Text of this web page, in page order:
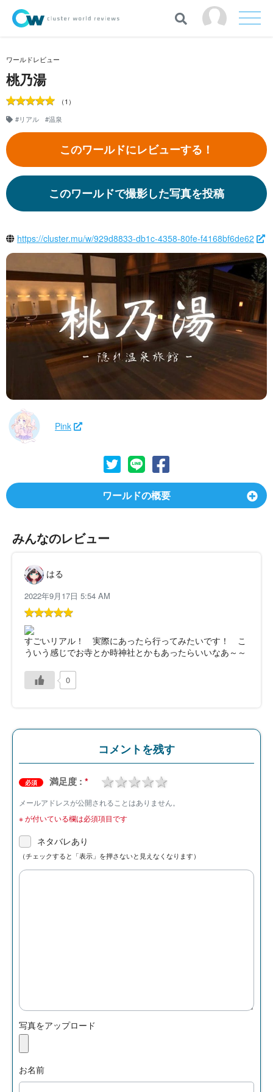
ワールドレビュー
桃乃湯
（1）
#リアル
#温泉
このワールドにレビューする！
このワールドで撮影した写真を投稿
https://cluster.mu/w/929d8833-db1c-4358-80fe-f4168bf6de62
Pink
ワールドの概要
みんなのレビュー
はる
2022年9月17日 5:54 AM
すごいリアル！ 実際にあったら行ってみたいです！ こ
ういう感じでお寺とか時神社とかもあったらいいなあ～～
0
コメントを残す
必須 満足度 : * 4 stars
3 stars
2 stars
1 star
メールアドレスが公開されることはありません。
※が付いている欄は必須項目です
ネタバレあり
（チェックすると「表示」を押さないと見えなくなります）
写真をアップロード
お名前